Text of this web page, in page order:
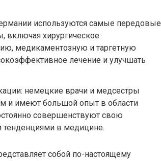
используются самые передовые
включая хирургическое
медикаментозную и таргетную
лечение и улучшать
немецкие врачи и медсестры
и имеют большой опыт в области
совершенствуют свою
тенденциями в медицине.
собой по-настоящему